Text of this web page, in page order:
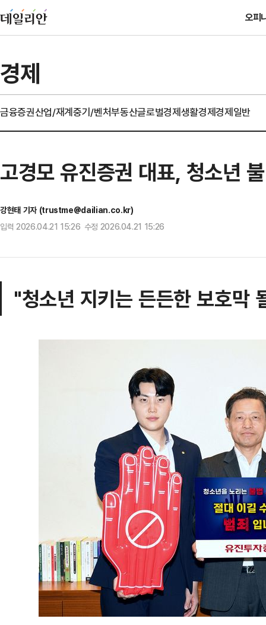
오피
경제
금융증권산업/재계중기/벤처부동산글로벌경제생활경제경제일반
고경모 유진증권 대표, 청소년
강현태 기자 (trustme@dailian.co.kr)
입력 2026.04.21 15:26 수정 2026.04.21 15:26
"청소년 지키는 든든한 보호막